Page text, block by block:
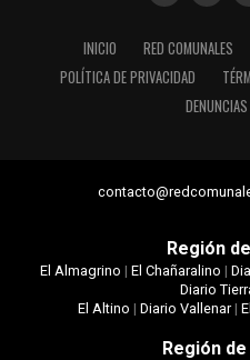
INICIO RED COMUNALES
POLÍTICA DE PRIVACIDAD
DENUNCIAS
Región
El Almagrino | El Chañaralino |
Diario
El Altino | Diario Vallenar|
Región